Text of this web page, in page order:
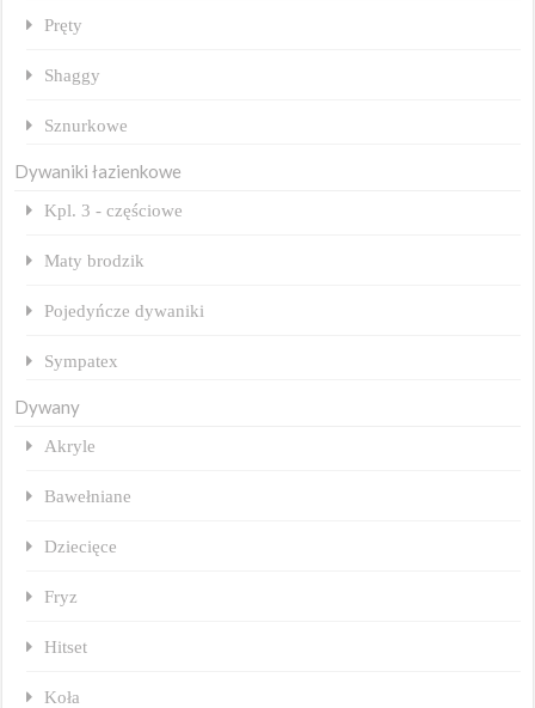
Pręty
Shaggy
Sznurkowe
Dywaniki łazienkowe
Kpl. 3 - częściowe
Maty brodzik
Pojedyńcze dywaniki
Sympatex
Dywany
Akryle
Bawełniane
Dziecięce
Fryz
Hitset
Koła